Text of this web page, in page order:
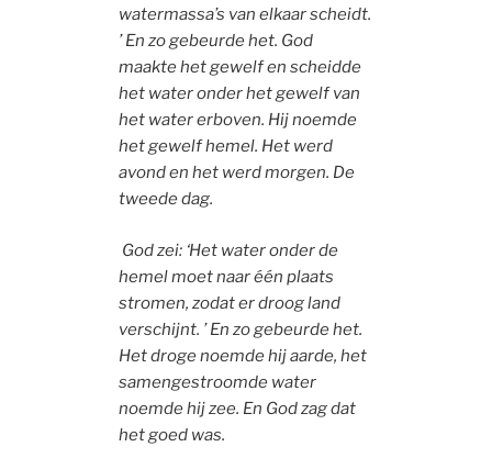
watermassa’s van elkaar scheidt.
’ En zo gebeurde het. God
maakte het gewelf en scheidde
het water onder het gewelf van
het water erboven. Hij noemde
het gewelf hemel. Het werd
avond en het werd morgen. De
tweede dag.
God zei: ‘Het water onder de
hemel moet naar één plaats
stromen, zodat er droog land
verschijnt. ’ En zo gebeurde het.
Het droge noemde hij aarde, het
samengestroomde water
noemde hij zee. En God zag dat
het goed was.